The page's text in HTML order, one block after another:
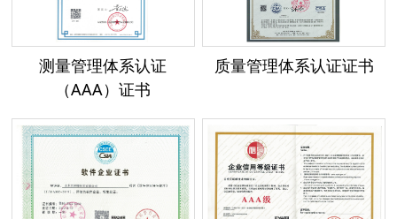
测量管理体系认证
（AAA）证书
质量管理体系认证证书